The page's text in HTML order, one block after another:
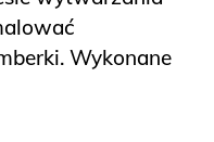
Wykonane